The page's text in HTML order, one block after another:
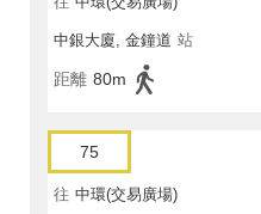
中銀大廈, 金鐘道 站
距離 80m
75
往 中環(交易廣場)